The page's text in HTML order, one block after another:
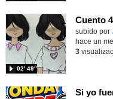
Contenido
subido por
02′ 49″
hace un
3
Si yo